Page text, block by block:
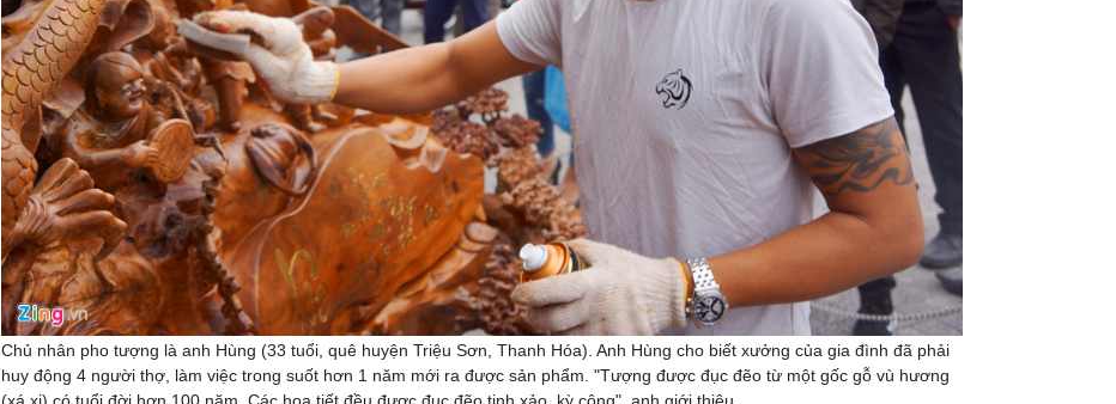
Chủ nhân pho tượng là anh Hùng (33 tuổi, quê huyện Triệu Sơn, Thanh Hóa). Anh Hùng cho biết xưởng của gia đình đã phải
huy động 4 người thợ, làm việc trong suốt hơn 1 năm mới ra được sản phẩm. "Tượng được đục đẽo từ một gốc gỗ vù hương